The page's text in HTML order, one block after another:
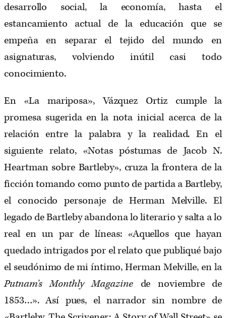
desarrollo social, la economía, hasta el
estancamiento actual de la educación que se
empeña en separar el tejido del mundo en
asignaturas, volviendo inútil casi todo
conocimiento.
En «La mariposa», Vázquez Ortiz cumple la
promesa sugerida en la nota inicial acerca de la
relación entre la palabra y la realidad. En el
siguiente relato, «Notas póstumas de Jacob N.
Heartman sobre Bartleby», cruza la frontera de la
ficción tomando como punto de partida a Bartleby,
el conocido personaje de Herman Melville. El
legado de Bartleby abandona lo literario y salta a lo
real en un par de líneas: «Aquellos que hayan
quedado intrigados por el relato que publiqué bajo
el seudónimo de mi íntimo, Herman Melville, en la
Putnam’s Monthly Magazinede noviembre de
1853…». Así pues, el narrador sin nombre de